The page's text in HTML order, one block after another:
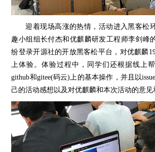
迎着现场高涨的热情，活动进入黑客松
趣小组组长付杰和优麒麟研发工程师李剑峰
纷登录开源社的开放黑客松平台，对优麒麟
上体验。体验过程中，同学们还根据线上
github和gitee(码云)上的基本操作，并且以
己的活动感想以及对优麒麟和本次活动的意见